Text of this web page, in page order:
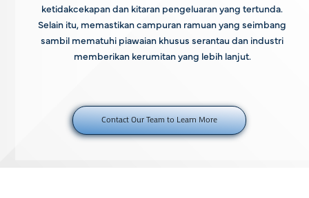
ketidakcekapan dan kitaran pengeluaran yang tertunda.
Selain itu, memastikan campuran ramuan yang seimbang
sambil mematuhi piawaian khusus serantau dan industri
memberikan kerumitan yang lebih lanjut.
Contact Our Team to Learn More